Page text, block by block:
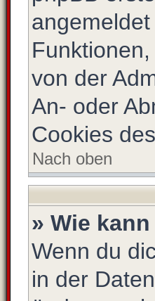
von der
An- oder
Cookies
Nach oben
» Wie
Wenn du
in der